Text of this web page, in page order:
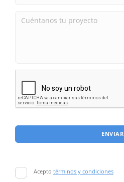
ENVIAR
Acepto términos y condiciones